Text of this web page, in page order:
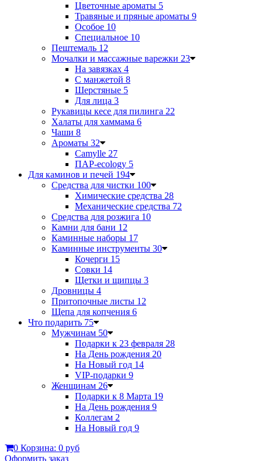
Цветочные ароматы 5
Травяные и пряные ароматы 9
Особое 10
Специальное 10
Пештемаль 12
Мочалки и массажные варежки 23
На завязках 4
С манжетой 8
Шерстяные 5
Для лица 3
Рукавицы кесе для пилинга 22
Халаты для хаммама 6
Чаши 8
Ароматы 32
Camylle 27
ПАР-ecology 5
Для каминов и печей 194
Средства для чистки 100
Химические средства 28
Механические средства 72
Средства для розжига 10
Камни для бани 12
Каминные наборы 17
Каминные инструменты 30
Кочерги 15
Совки 14
Щетки и щипцы 3
Дровницы 4
Притопочные листы 12
Щепа для копчения 6
Что подарить 75
Мужчинам 50
Подарки к 23 февраля 28
На День рождения 20
На Новый год 14
VIP-подарки 9
Женщинам 26
Подарки к 8 Марта 19
На День рождения 9
Коллегам 2
На Новый год 9
0 Корзина: 0 руб
Оформить заказ